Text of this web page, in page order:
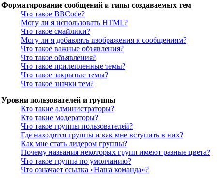
Форматирование сообщений и типы создаваемых тем
Что такое BBCode?
Могу ли я использовать HTML?
Что такое смайлики?
Могу ли я добавлять изображения к сообщениям?
Что такое важные объявления?
Что такое объявления?
Что такое прилепленные темы?
Что такое закрытые темы?
Что такое значки тем?
Уровни пользователей и группы
Кто такие администраторы?
Кто такие модераторы?
Что такое группы пользователей?
Где находятся группы и как мне вступить в них?
Как мне стать лидером группы?
Почему названия некоторых групп имеют разные цвета?
Что такое группа по умолчанию?
Что означает ссылка «Наша команда»?